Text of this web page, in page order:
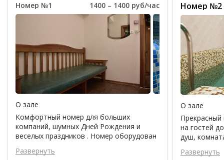
Номер №1 1400 – 1400 руб/час
О зале
Комфортный номер для больших
компаний, шумных Дней Рождения и
веселых праздников . Номер оборудован
зоной Wi-Fi.
Развернуть
Номер №2
О зале
Прекрасный
на гостей
душ,
Развернуть